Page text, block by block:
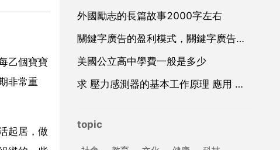
乙個寶寶
非常重
起居，做
外國勵志的長篇故事2000字左右
關鍵字廣告的盈利模式，關鍵字廣告廣告
美國公立高中學費一般是多少
求 壓力感測器的基本工作原理 應用 和設計 方面的資料
topic